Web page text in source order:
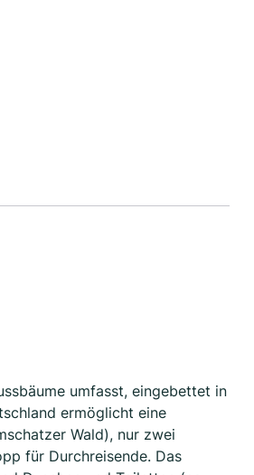
umfasst, eingebettet in
ermöglicht eine
Wald), nur zwei
für Durchreisende. Das